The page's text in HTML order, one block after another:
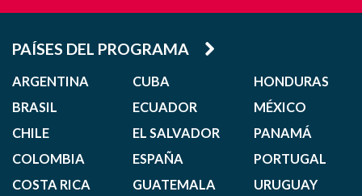
PAÍSES DEL PROGRAMA
ARGENTINA
BRASIL
CHILE
COLOMBIA
COSTA RICA
CUBA
ECUADOR
EL SALVADOR
ESPAÑA
GUATEMALA
HONDURAS
MÉXICO
PANAMÁ
PORTUGAL
URUGUAY